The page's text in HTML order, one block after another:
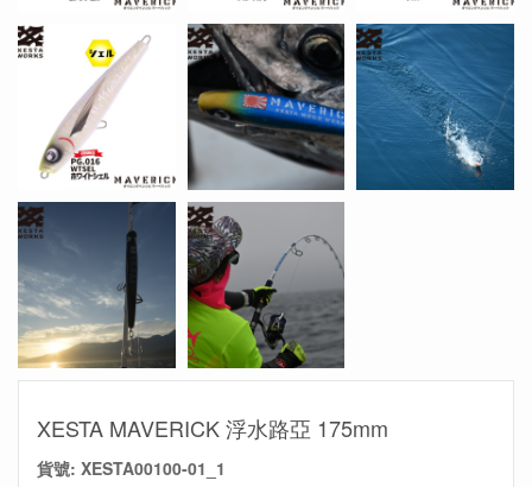
XESTA MAVERICK 浮水路亞 175mm
貨號: XESTA00100-01_1